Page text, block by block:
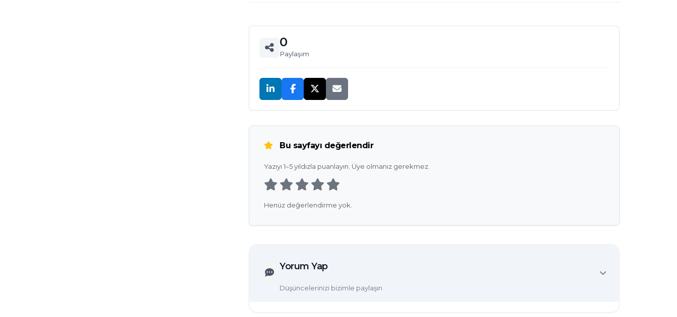
0
Paylaşım
Bu sayfayı değerlendir
Yazıyı 1–5 yıldızla puanlayın. Üye olmanız gerekmez.
Henüz değerlendirme yok.
Yorum Yap
Düşüncelerinizi bizimle paylaşın